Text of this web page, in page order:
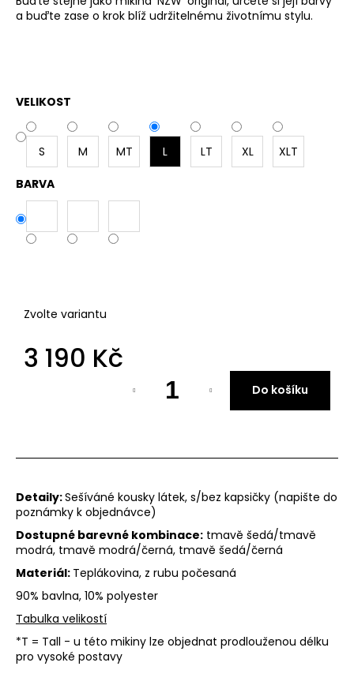
a buďte zase o krok blíž udržitelnému životnímu stylu.
VELIKOST
S M MT L LT XL XLT
BARVA
Zvolte variantu
3 190 Kč
Do košíku
Detaily:Sešíváné kousky látek, s/bez kapsičky (napište do
poznámky k objednávce)
Dostupné barevné kombinace: tmavě šedá/tmavě
modrá, tmavě modrá/černá, tmavě šedá/černá
Materiál: Teplákovina, z rubu počesaná
90% bavlna, 10% polyester
Tabulka velikostí
*T = Tall - u této mikiny lze objednat prodlouženou délku
pro vysoké postavy